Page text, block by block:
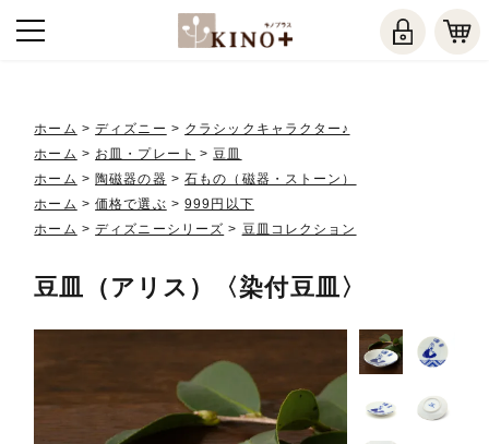
ホーム >ディズニー > クラシックキャラクター♪
ホーム > お皿・プレート >豆皿
ホーム > 陶磁器の器 >石もの（磁器・ストーン）
ホーム >価格で選ぶ >999円以下
ホーム >ディズニーシリーズ > 豆皿コレクション
豆皿（アリス）〈染付豆皿〉